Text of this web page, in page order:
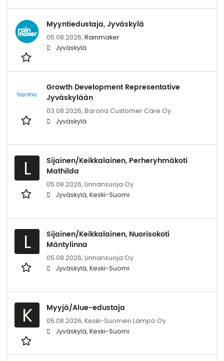
Myyntiedustaja, Jyväskylä
05.08.2026, Rainmaker
Jyväskylä
Growth Development Representative
Jyväskylään
03.08.2026, Barona Customer Care Oy
Jyväskylä
L
Sijainen/Keikkalainen, Perheryhmäkoti
Mathilda
05.08.2026, Linnansuoja Oy
Jyväskylä, Keski-Suomi
L
Sijainen/Keikkalainen, Nuorisokoti
Mäntylinna
05.08.2026, Linnansuoja Oy
Jyväskylä, Keski-Suomi
K Myyjä/Alue-edustaja
05.08.2026, Keski-Suomen Lämpö Oy
Jyväskylä, Keski-Suomi